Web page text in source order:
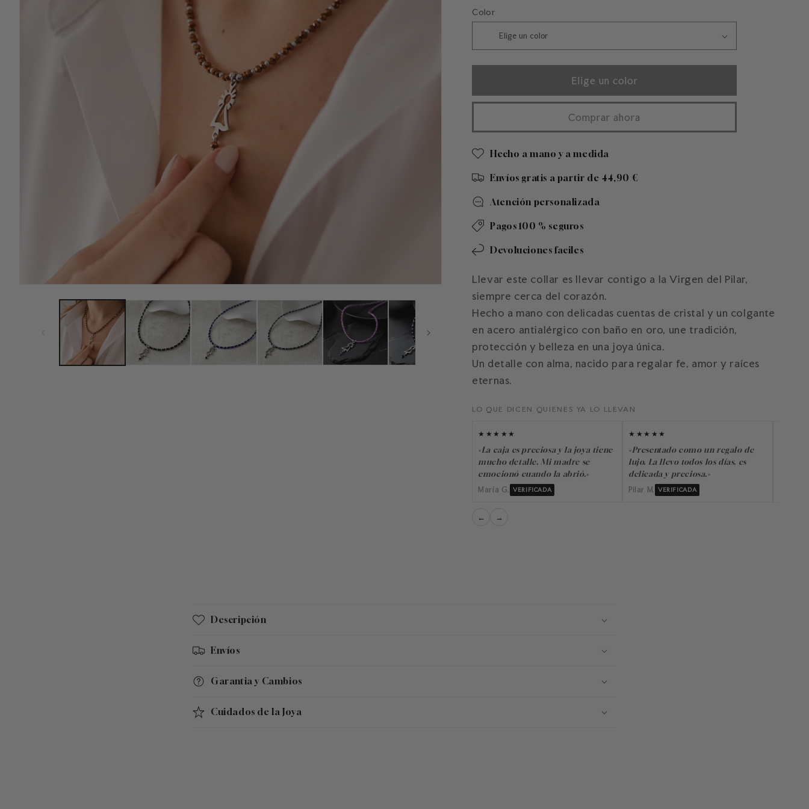
Color
Elige un color
Comprar ahora
Hecho a mano y a medida
Envíos gratis a partir de 44,90 €
Atención personalizada
Pagos 100 % seguros
Devoluciones faciles
Llevar este collar es llevar contigo a la Virgen del Pilar,
siempre cerca del corazón.
Hecho a mano con delicadas cuentas de cristal y un colgante
en acero antialérgico con baño en oro, une tradición,
protección y belleza en una joya única.
Un detalle con alma, nacido para regalar fe, amor y raíces
eternas.
LO QUE DICEN QUIENES YA LO LLEVAN
★★★★★
«La caja es preciosa y la joya tiene
mucho detalle. Mi madre se
emocionó cuando la abrió.»
María G. VERIFICADA
★★★★★
«Presentado como un regalo de
lujo. La llevo todos los días, es
delicada y preciosa.»
Pilar M. VERIFICADA
← →
C
n
e
n
Descripción
Envíos
Garantia y Cambios
Cuidados de la Joya